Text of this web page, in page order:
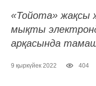
«Тойота» жақсы
мықты
арқасында
9 қыркүйек 2022 404